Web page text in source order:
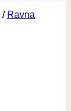
/ Ravna